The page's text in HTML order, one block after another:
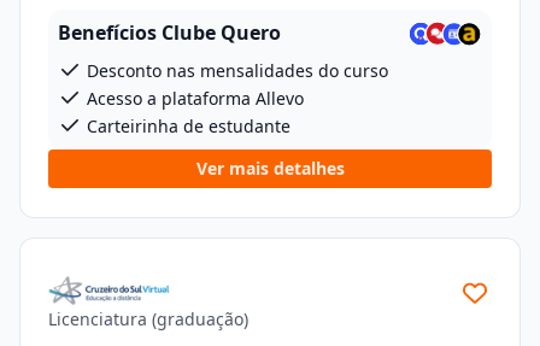
Benefícios Clube Quero
Desconto nas mensalidades do curso
Acesso a plataforma Allevo
Carteirinha de estudante
Ver mais detalhes
Licenciatura (graduação)